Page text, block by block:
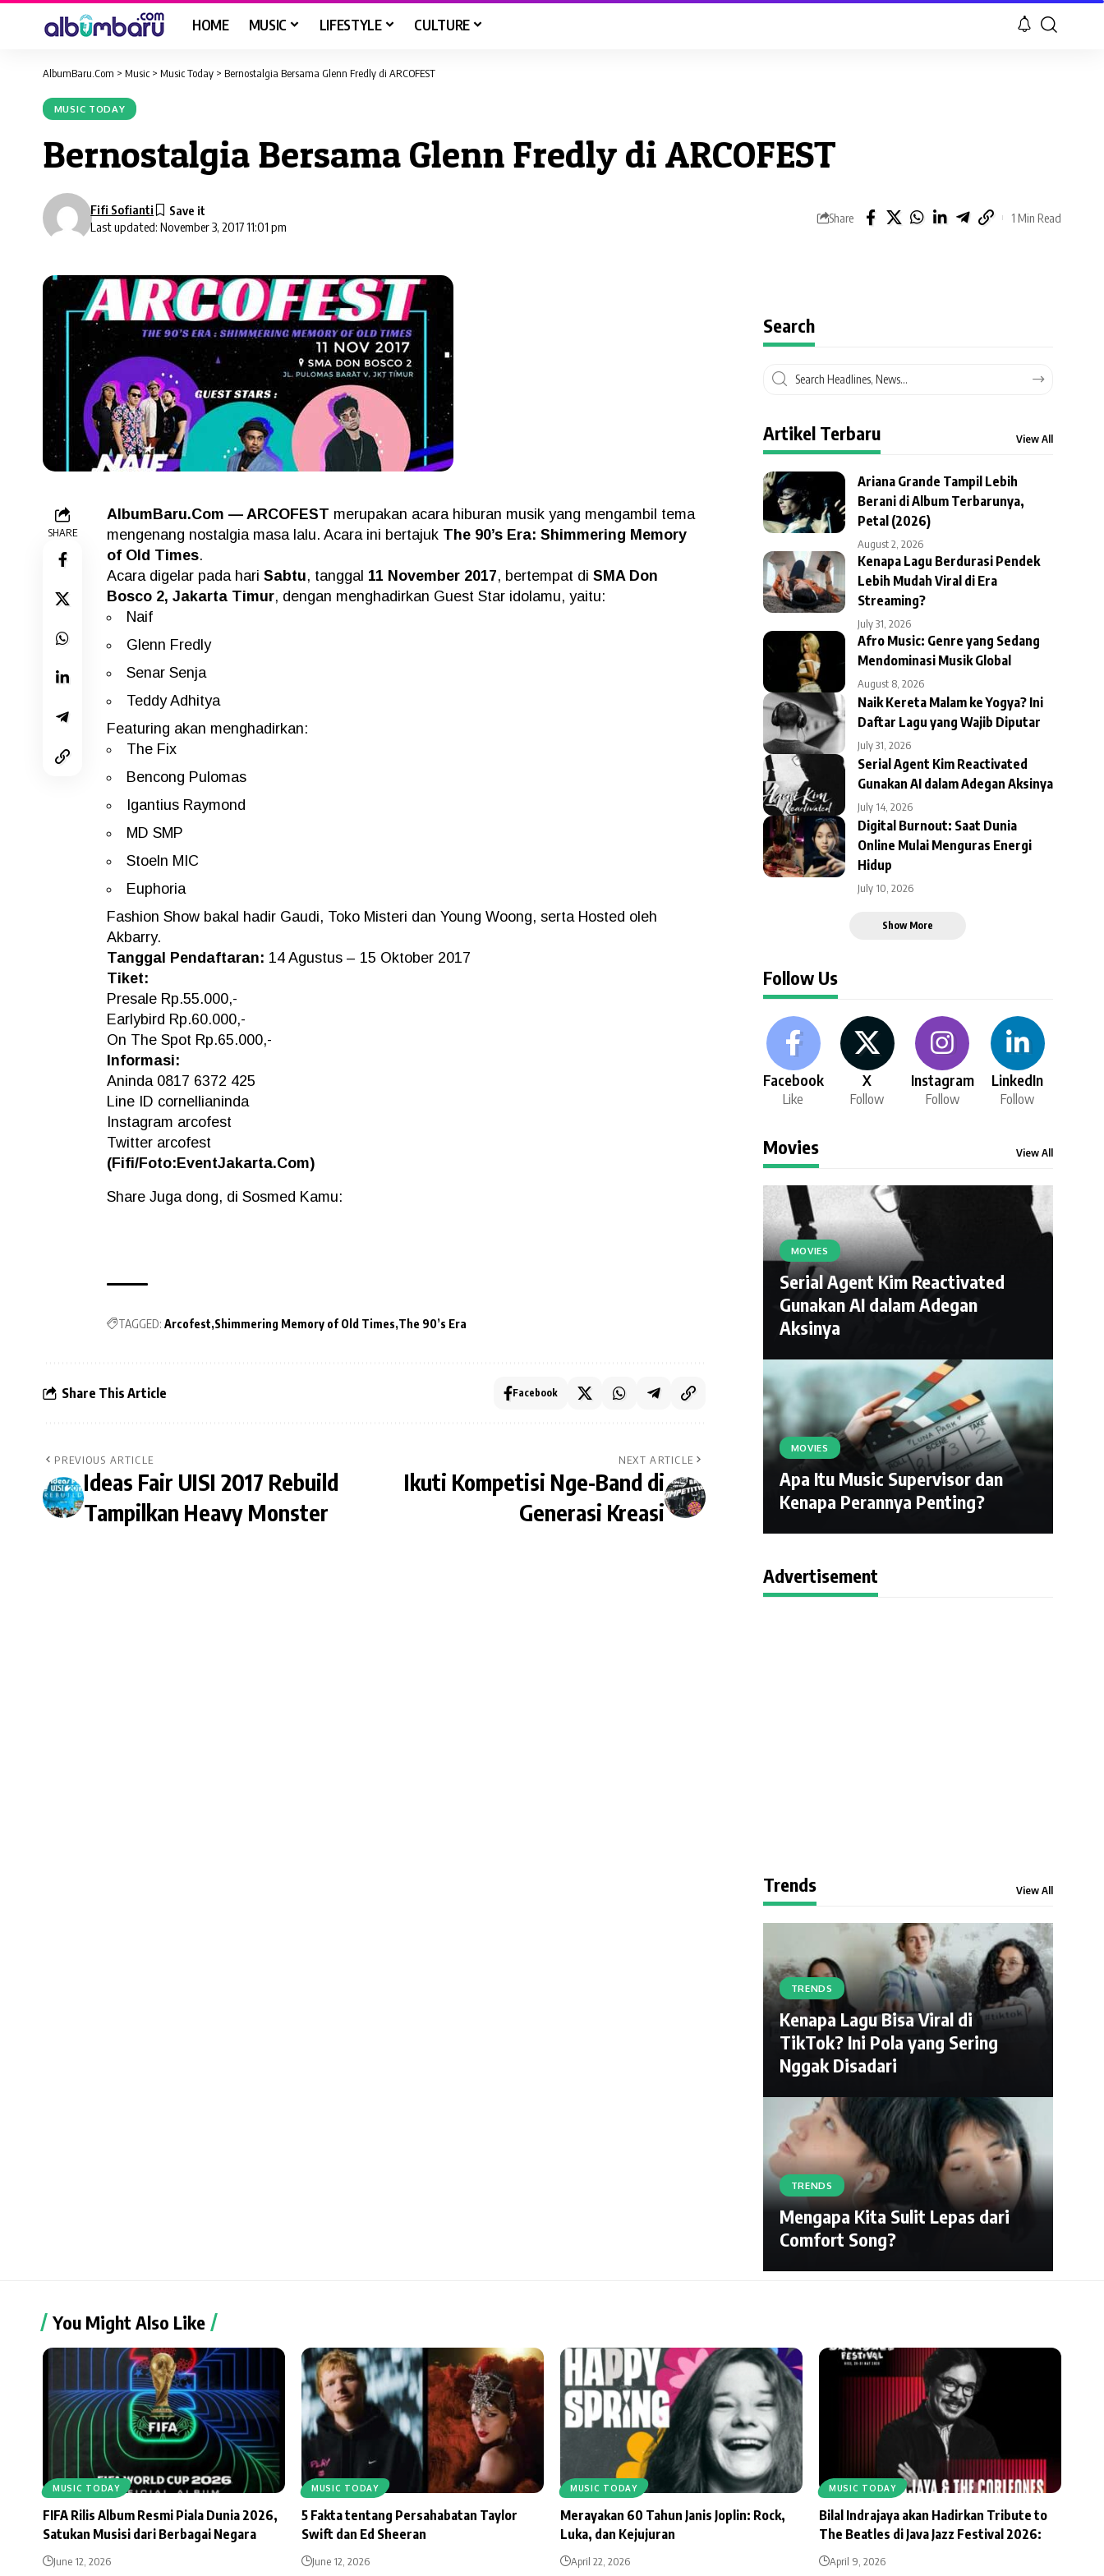
HOME MUSIC LIFESTYLE CULTURE
AlbumBaru.Com > Music > Music Today > Bernostalgia Bersama Glenn Fredly di ARCOFEST
MUSIC TODAY
Bernostalgia Bersama Glenn Fredly di ARCOFEST
Last updated: November 3, 2017 11:01 pm
Fifi Sofianti
Share 1 Min Read
SHARE
AlbumBaru.Com — ARCOFEST merupakan acara hiburan musik yang mengambil tema
mengenang nostalgia masa lalu. Acara ini bertajuk The 90’s Era: Shimmering Memory
of Old Times.
Acara digelar pada hari Sabtu, tanggal 11 November 2017, bertempat di SMA Don
Bosco 2, Jakarta Timur, dengan menghadirkan Guest Star idolamu, yaitu:
Naif
Glenn Fredly
Senar Senja
Teddy Adhitya
Featuring akan menghadirkan:
The Fix
Bencong Pulomas
Igantius Raymond
MD SMP
Stoeln MIC
Euphoria
Fashion Show bakal hadir Gaudi, Toko Misteri dan Young Woong, serta Hosted oleh
Akbarry.
Tanggal Pendaftaran: 14 Agustus – 15 Oktober 2017
Tiket:
Presale Rp.55.000,-
Earlybird Rp.60.000,-
On The Spot Rp.65.000,-
Informasi:
Aninda 0817 6372 425
Line ID cornellianinda
Instagram arcofest
Twitter arcofest
(Fifi/Foto:EventJakarta.Com)
Share Juga dong, di Sosmed Kamu:
TAGGED: Arcofest Shimmering Memory of Old Times The 90’s Era
Share This Article Facebook
PREVIOUS ARTICLE
Ideas Fair UISI 2017 Rebuild
Tampilkan Heavy Monster
NEXT ARTICLE
Ikuti Kompetisi Nge-Band di
Generasi Kreasi
Search
Artikel Terbaru View All
Ariana Grande Tampil Lebih
Berani di Album Terbarunya,
Petal (2026)
August 2, 2026
Kenapa Lagu Berdurasi Pendek
Lebih Mudah Viral di Era
Streaming?
July 31, 2026
Afro Music: Genre yang Sedang
Mendominasi Musik Global
August 8, 2026
Naik Kereta Malam ke Yogya? Ini
Daftar Lagu yang Wajib Diputar
July 31, 2026
Serial Agent Kim Reactivated
Gunakan AI dalam Adegan Aksinya
July 14, 2026
Digital Burnout: Saat Dunia
Online Mulai Menguras Energi
Hidup
July 10, 2026
Show More
Follow Us
Facebook
Like
X
Follow
Instagram
Follow
LinkedIn
Follow
Movies View All
MOVIES
Serial Agent Kim Reactivated
Gunakan AI dalam Adegan
Aksinya
MOVIES
Apa Itu Music Supervisor dan
Kenapa Perannya Penting?
Advertisement
Trends View All
TRENDS
Kenapa Lagu Bisa Viral di
TikTok? Ini Pola yang Sering
Nggak Disadari
TRENDS
Mengapa Kita Sulit Lepas dari
Comfort Song?
You Might Also Like
MUSIC TODAY
FIFA Rilis Album Resmi Piala Dunia 2026,
Satukan Musisi dari Berbagai Negara
June 12, 2026
MUSIC TODAY
5 Fakta tentang Persahabatan Taylor
Swift dan Ed Sheeran
June 12, 2026
MUSIC TODAY
Merayakan 60 Tahun Janis Joplin: Rock,
Luka, dan Kejujuran
April 22, 2026
MUSIC TODAY
Bilal Indrajaya akan Hadirkan Tribute to
The Beatles di Java Jazz Festival 2026:
April 9, 2026